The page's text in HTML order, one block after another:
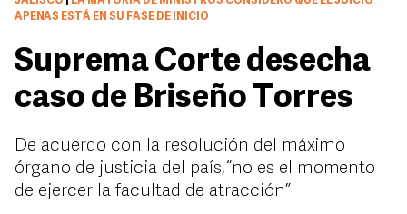
APENAS ESTÁ EN SU FASE DE INICIO
Suprema Corte desecha
caso de Briseño Torres
De acuerdo con la resolución del máximo
órgano de justicia del país, “no es el momento
de ejercer la facultad de atracción”